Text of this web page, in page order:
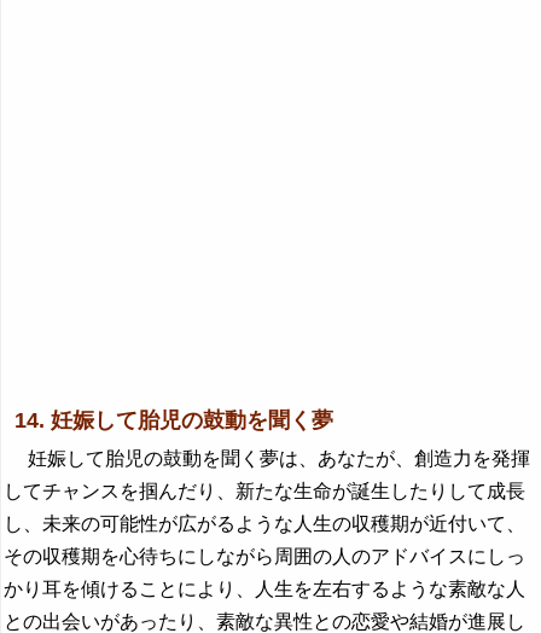
14. 妊娠して胎児の鼓動を聞く夢
妊娠して胎児の鼓動を聞く夢は、あなたが、創造力を発揮
してチャンスを掴んだり、新たな生命が誕生したりして成長
し、未来の可能性が広がるような人生の収穫期が近付いて、
その収穫期を心待ちにしながら周囲の人のアドバイスにしっ
かり耳を傾けることにより、人生を左右するような素敵な人
との出会いがあったり、素敵な異性との恋愛や結婚が進展し